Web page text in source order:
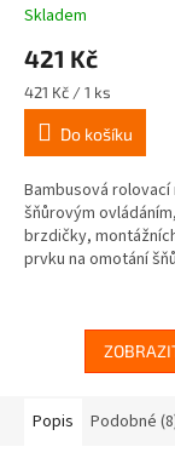
Skladem
421 Kč
Měrná
cena:
421 Kč / 1 ks
Do košíku
Bambusová
šňůrovým
brzdičky,
prvku na omotání
Popis Podobné